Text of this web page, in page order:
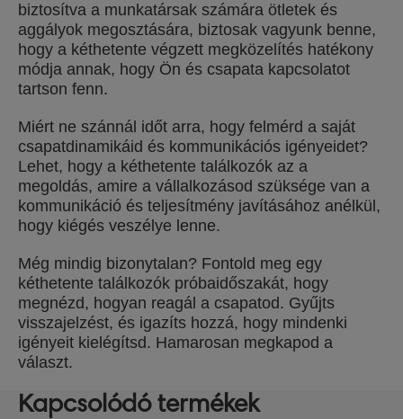
biztosítva a munkatársak számára ötletek és
aggályok megosztására, biztosak vagyunk benne,
hogy a kéthetente végzett megközelítés hatékony
módja annak, hogy Ön és csapata kapcsolatot
tartson fenn.
Miért ne szánnál időt arra, hogy felmérd a saját
csapatdinamikáid és kommunikációs igényeidet?
Lehet, hogy a kéthetente találkozók az a
megoldás, amire a vállalkozásod szüksége van a
kommunikáció és teljesítmény javításához anélkül,
hogy kiégés veszélye lenne.
Még mindig bizonytalan? Fontold meg egy
kéthetente találkozók próbaidőszakát, hogy
megnézd, hogyan reagál a csapatod. Gyűjts
visszajelzést, és igazíts hozzá, hogy mindenki
igényeit kielégítsd. Hamarosan megkapod a
választ.
Kapcsolódó termékek